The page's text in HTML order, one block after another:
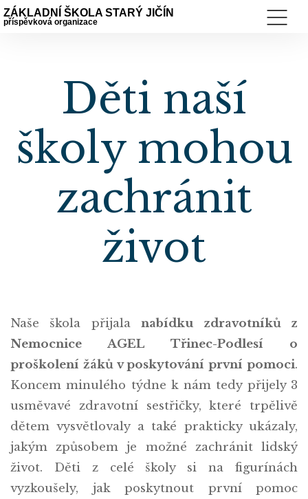
ZÁKLADNÍ ŠKOLA STARÝ JIČÍN
příspěvková organizace
Děti naší
školy mohou
zachránit
život
Naše škola přijalanabídku zdravotníků z
Nemocnice AGEL Třinec-Podlesí o
proškolení žáků v poskytování první pomoci.
Koncem minulého týdne k nám tedy přijely 3
usměvavé zdravotní sestřičky, které trpělivě
dětem vysvětlovaly a také prakticky ukázaly,
jakým způsobem je možné zachránit lidský
život. Děti z celé školy si na figurínách
vyzkoušely, jak poskytnout první pomoc